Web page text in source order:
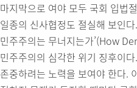
마지막으로 여야 모두 국회 입법
일종의 신사협정도 절실해 보인
민주주의는 무너지는가’(How
민주주의의 심각한 위기 징후이
존중하려는 노력을 보여야 한다.